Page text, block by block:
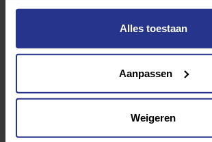
Alles toestaan
Aanpassen
Weigeren
Partners: